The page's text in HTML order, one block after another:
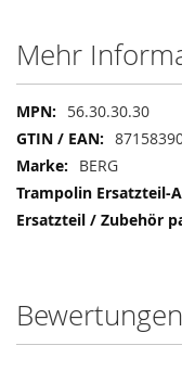
Mehr
Mehr
Informationen
56.30.30.30
BERG
Bewertungen